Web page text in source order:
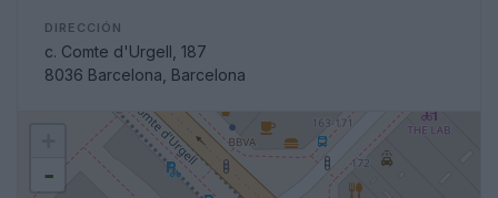
DIRECCIÓN
c. Comte d'Urgell, 187
8036 Barcelona, Barcelona
-